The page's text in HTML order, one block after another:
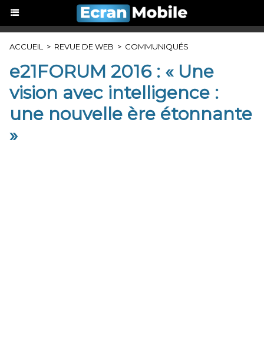
ACCUEIL > REVUE DE WEB > COMMUNIQUÉS
e21FORUM 2016 : « Une
vision avec intelligence :
une nouvelle ère étonnante
»